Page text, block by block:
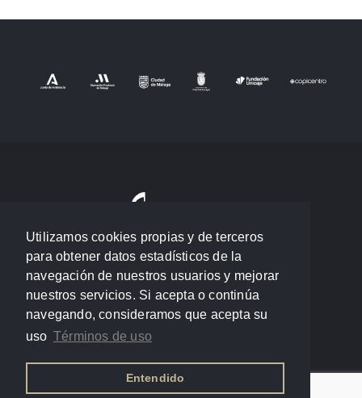
Utilizamos cookies propias y de terceros
para obtener datos estadísticos de la
navegación de nuestros usuarios y mejorar
nuestros servicios. Si acepta o continúa
navegando, consideramos que acepta su
uso Términos de uso
Entendido
Política de privacidad